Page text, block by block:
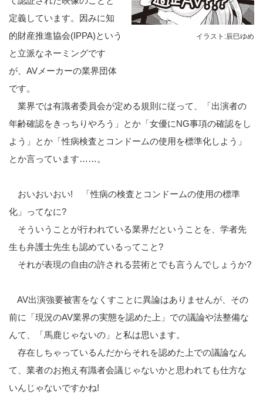
イラスト:辰巳ゆめ
定義しています。因みに知
的財産推進協会(IPPA)という
と立派なネーミングです
が、AVメーカーの業界団体
です。
業界では有識者委員会が定める規則に従って、「出演者の
年齢確認をきっちりやろう」とか「女優にNG事項の確認をし
よう」とか「性病検査とコンドームの使用を標準化しよう」
とか言っています……。
おいおいおい! 「性病の検査とコンドームの使用の標準
化」ってなに?
そういうことが行われている業界だということを、学者先
生も弁護士先生も認めているってこと?
それが表現の自由の許される芸術とでも言うんでしょうか?
AV出演強要被害をなくすことに異論はありませんが、その
前に「現況のAV業界の実態を認めた上」での議論や法整備な
んて、「馬鹿じゃないの」と私は思います。
存在しちゃっているんだからそれを認めた上での議論なん
て、業者のお抱え有識者会議じゃないかと思われても仕方な
いんじゃないですかね!